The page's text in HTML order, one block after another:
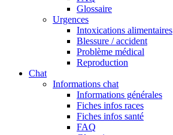
Glossaire
Urgences
Intoxications alimentaires
Blessure / accident
Problème médical
Reproduction
Chat
Informations chat
Informations générales
Fiches infos races
Fiches infos santé
FAQ